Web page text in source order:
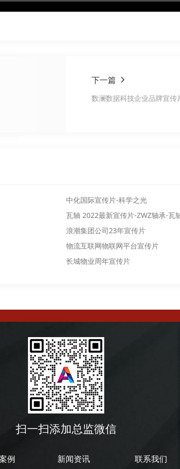
下一篇
数澜数据科技企业品牌宣传
中化国际宣传片-科学之光
瓦轴 2022最新宣传片-ZWZ轴承-瓦
浪潮集团公司23年宣传片
物流互联网物联网平台宣传片
长城物业周年宣传片
扫一扫添加总监微信
例 新闻资讯 联系我们